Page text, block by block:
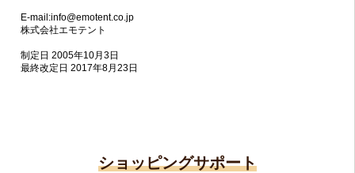
E-mail:info@emotent.co.jp
株式会社エモテント
制定日 2005年10月3日
最終改定日 2017年8月23日
ショッピングサポート